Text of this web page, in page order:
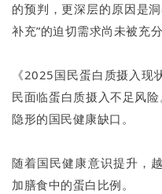
的预判，更深层的原因是
补充”的迫切需求尚未被充分
《2025国民蛋白质摄入现
民面临蛋白质摄入不足风
隐形的国民健康缺口。
随着国民健康意识提升，
加膳食中的蛋白比例。